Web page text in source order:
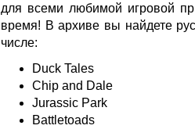
для всеми любимой игровой
время! В архиве вы найдете
числе:
Duck Tales
Chip and Dale
Jurassic Park
Battletoads